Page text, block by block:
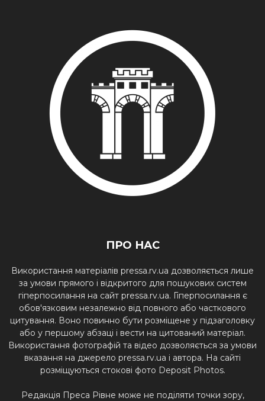
ПРО НАС
Використання матеріалів pressa.rv.ua дозволяється лише
за умови прямого і відкритого для пошукових систем
гіперпосилання на сайт pressa.rv.ua. Гіперпосилання є
обов'язковим незалежно від повного або часткового
цитування. Воно повинно бути розміщене у підзаголовку
або у першому абзаці і вести на цитований матеріал.
Використання фотографій та відео дозволяється за умови
вказання на джерело pressa.rv.ua і автора. На сайті
розміщуються стокові фото Deposit Photos.
Редакція Преса Рівне може не поділяти точки зору,